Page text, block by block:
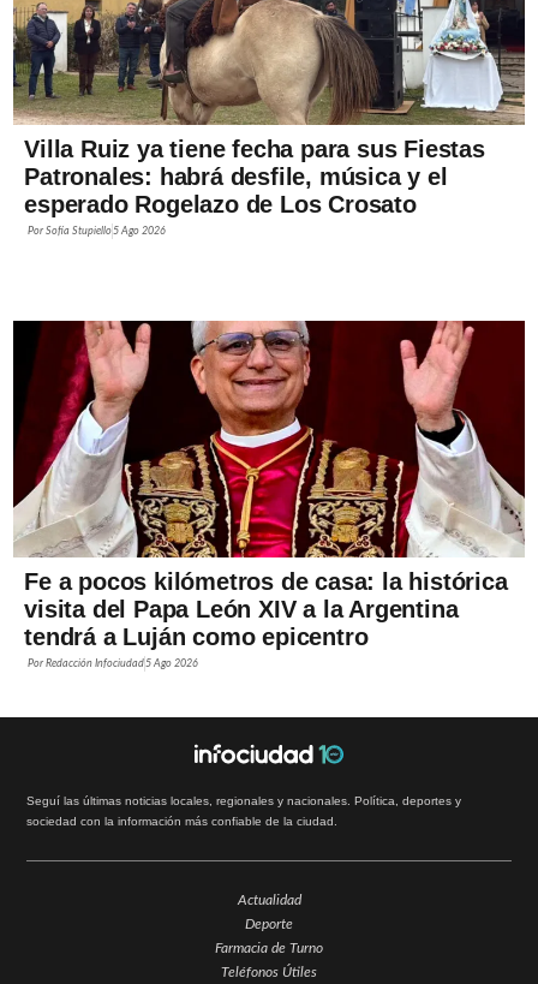
Villa Ruiz ya tiene fecha para sus Fiestas
Patronales: habrá desfile, música y el
esperado Rogelazo de Los Crosato
PorSofía Stupiello5 Ago 2026
Fe a pocos kilómetros de casa: la histórica
visita del Papa León XIV a la Argentina
tendrá a Luján como epicentro
PorRedacción Infociudad5 Ago 2026
Seguí las últimas noticias locales, regionales y nacionales. Política, deportes y
sociedad con la información más confiable de la ciudad.
Actualidad
Deporte
Farmacia de Turno
Teléfonos Útiles